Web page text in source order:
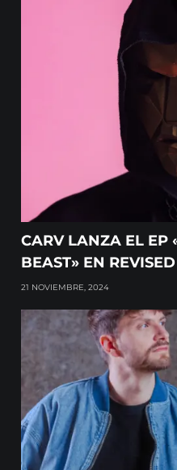
CARV LANZA EL EP
BEAST» EN
21 NOVIEMBRE, 2024